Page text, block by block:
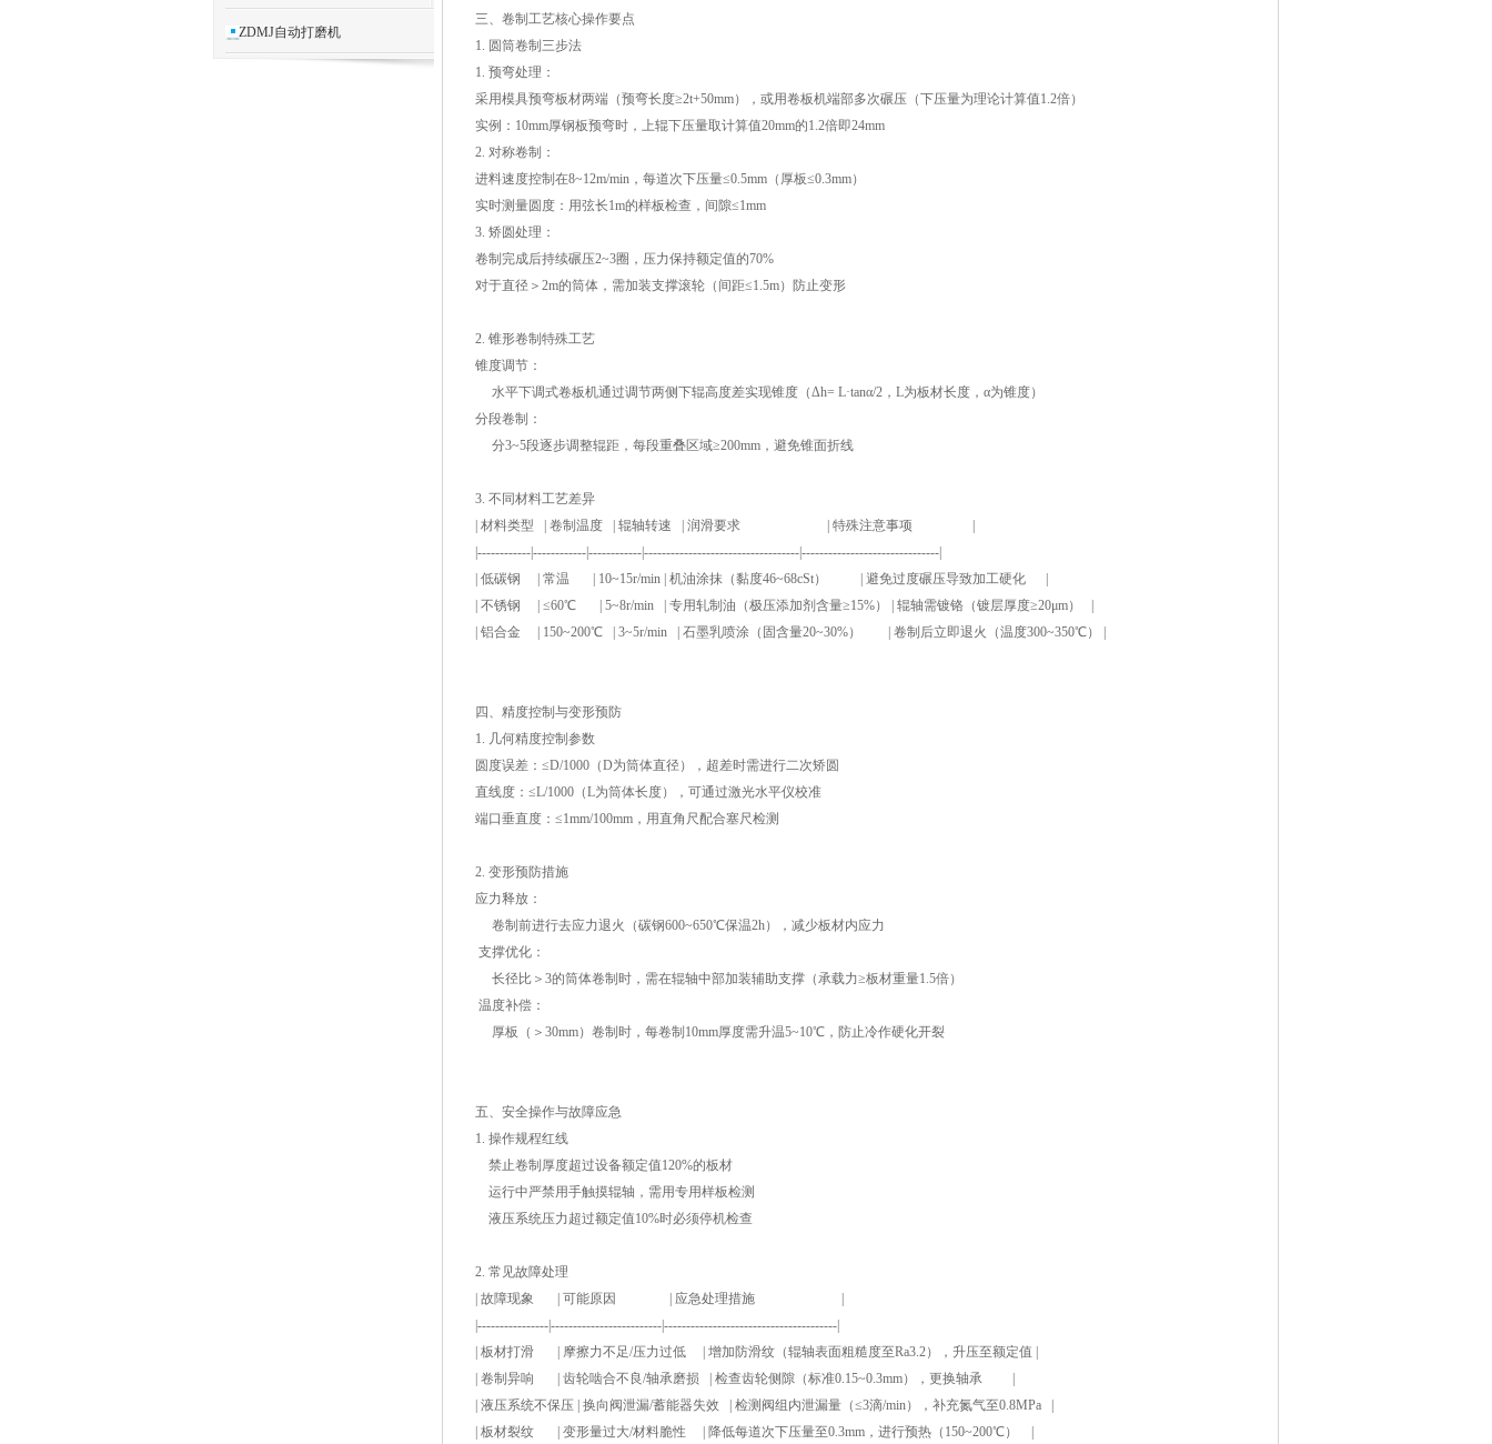
ZDMJ自动打磨机
三、卷制工艺核心操作要点
1. 圆筒卷制三步法
1. 预弯处理：
采用模具预弯板材两端（预弯长度≥2t+50mm），或用卷板机端部多次碾压（下压量为理论计算值1.2倍）
实例：10mm厚钢板预弯时，上辊下压量取计算值20mm的1.2倍即24mm
2. 对称卷制：
进料速度控制在8~12m/min，每道次下压量≤0.5mm（厚板≤0.3mm）
实时测量圆度：用弦长1m的样板检查，间隙≤1mm
3. 矫圆处理：
卷制完成后持续碾压2~3圈，压力保持额定值的70%
对于直径＞2m的筒体，需加装支撑滚轮（间距≤1.5m）防止变形
2. 锥形卷制特殊工艺
锥度调节：
水平下调式卷板机通过调节两侧下辊高度差实现锥度（Δh= L·tanα/2，L为板材长度，α为锥度）
分段卷制：
分3~5段逐步调整辊距，每段重叠区域≥200mm，避免锥面折线
3. 不同材料工艺差异
| 材料类型 | 卷制温度 | 辊轴转速 | 润滑要求 | 特殊注意事项 |
|------------|------------|------------|-----------------------------------|-------------------------------|
| 低碳钢 | 常温 | 10~15r/min | 机油涂抹（黏度46~68cSt） | 避免过度碾压导致加工硬化 |
| 不锈钢 | ≤60℃ | 5~8r/min | 专用轧制油（极压添加剂含量≥15%） | 辊轴需镀铬（镀层厚度≥20μm） |
| 铝合金 | 150~200℃ | 3~5r/min | 石墨乳喷涂（固含量20~30%） | 卷制后立即退火（温度300~350℃） |
四、精度控制与变形预防
1. 几何精度控制参数
圆度误差：≤D/1000（D为筒体直径），超差时需进行二次矫圆
直线度：≤L/1000（L为筒体长度），可通过激光水平仪校准
端口垂直度：≤1mm/100mm，用直角尺配合塞尺检测
2. 变形预防措施
应力释放：
卷制前进行去应力退火（碳钢600~650℃保温2h），减少板材内应力
支撑优化：
长径比＞3的筒体卷制时，需在辊轴中部加装辅助支撑（承载力≥板材重量1.5倍）
温度补偿：
厚板（＞30mm）卷制时，每卷制10mm厚度需升温5~10℃，防止冷作硬化开裂
五、安全操作与故障应急
1. 操作规程红线
禁止卷制厚度超过设备额定值120%的板材
运行中严禁用手触摸辊轴，需用专用样板检测
液压系统压力超过额定值10%时必须停机检查
2. 常见故障处理
| 故障现象 | 可能原因 | 应急处理措施 |
|----------------|-------------------------|---------------------------------------|
| 板材打滑 | 摩擦力不足/压力过低 | 增加防滑纹（辊轴表面粗糙度至Ra3.2），升压至额定值 |
| 卷制异响 | 齿轮啮合不良/轴承磨损 | 检查齿轮侧隙（标准0.15~0.3mm），更换轴承 |
| 液压系统不保压 | 换向阀泄漏/蓄能器失效 | 检测阀组内泄漏量（≤3滴/min），补充氮气至0.8MPa |
| 板材裂纹 | 变形量过大/材料脆性 | 降低每道次下压量至0.3mm，进行预热（150~200℃） |